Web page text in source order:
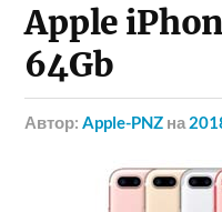
Apple
64Gb
Автор:Apple-PNZ на